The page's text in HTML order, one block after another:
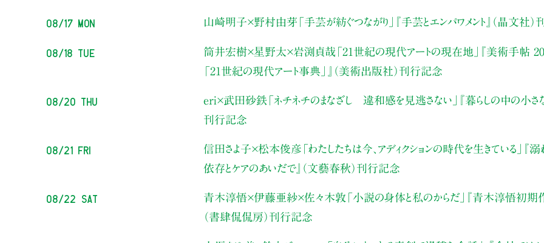
08/17 Mon 山崎明子×野村由芽 「手芸が紡ぐつながり」 『手芸とエンパワメント』（晶文社
08/18 Tue 筒井宏樹×星野太×岩渕貞哉 「21世紀の現代アートの現在地」
『美術手帖
「21世紀の現代アート事典」』（美術出版社）刊行記念
08/20 Thu eri×武田砂鉄「ネチネチのまなざし 違和感を見逃さない」
『暮らしの中の小
刊行記念
08/21 Fri 信田さよ子×松本俊彦 「わたしたちは今、アディクションの時代を生きている」
『
依存とケアのあいだで』（文藝春秋）刊行記念
08/22 Sat 青木淳悟×伊藤亜紗×佐々木敦 「小説の身体と私のからだ」
『青木淳悟初期
（書肆侃侃房）刊行記念